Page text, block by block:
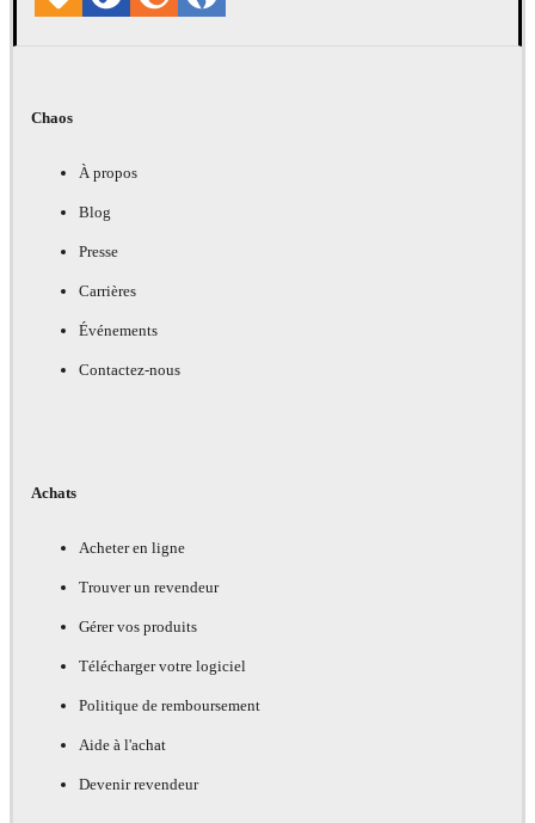
Chaos
À propos
Blog
Presse
Carrières
Événements
Contactez-nous
Achats
Acheter en ligne
Trouver un revendeur
Gérer vos produits
Télécharger votre logiciel
Politique de remboursement
Aide à l'achat
Devenir revendeur